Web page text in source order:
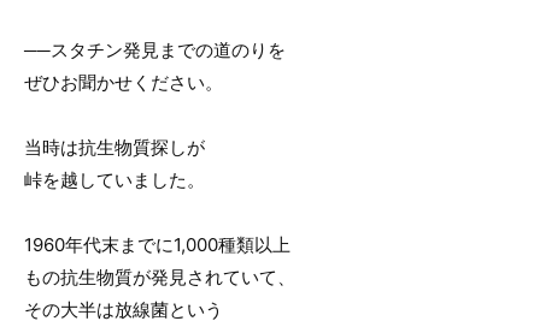
──スタチン発見までの道のりを
ぜひお聞かせください。
当時は抗生物質探しが
峠を越していました。
1960年代末までに1,000種類以上
もの抗生物質が発見されていて、
その大半は放線菌という